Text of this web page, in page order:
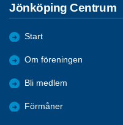
Jönköping Centrum
Start
Om föreningen
Bli medlem
Förmåner